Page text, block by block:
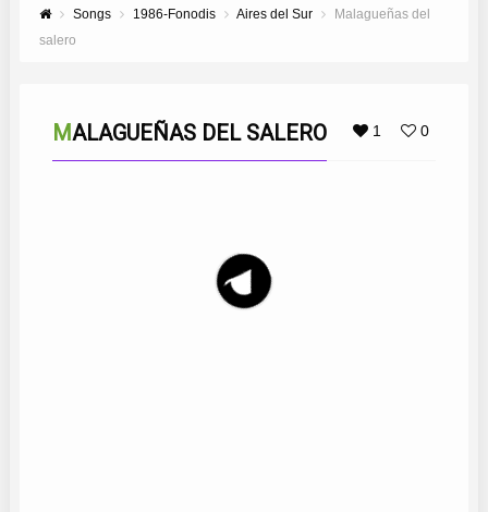
Songs 1986-Fonodis Aires del Sur
Malagueñas del
salero
1 0
MALAGUEÑAS DEL SALERO